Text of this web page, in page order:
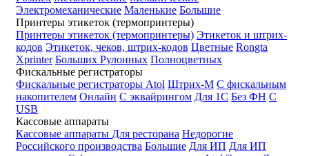
Электромеханические Маленькие Большие
Принтеры этикеток (термопринтеры)
Принтеры этикеток (термопринтеры) Этикеток и штрих-
кодов Этикеток, чеков, штрих-кодов Цветные Rongta
Xprinter Больших Рулонных Полноцветных
Фискальные регистраторы
Фискальные регистраторы Atol Штрих-М С фискальным
накопителем Онлайн С эквайрингом Для 1С Без ФН С
USB
Кассовые аппараты
Кассовые аппараты Для ресторана Недорогие
Российского производства Большие Для ИП Для ИП